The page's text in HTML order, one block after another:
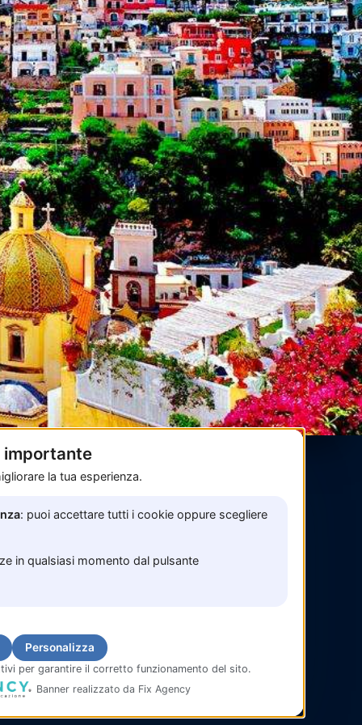
Pagamenti sicuri con
importante
la tua esperienza.
: puoi accettare tutti i cookie oppure scegliere
in qualsiasi momento dal pulsante
Personalizza
per garantire il corretto funzionamento del sito.
Banner realizzato da Fix Agency